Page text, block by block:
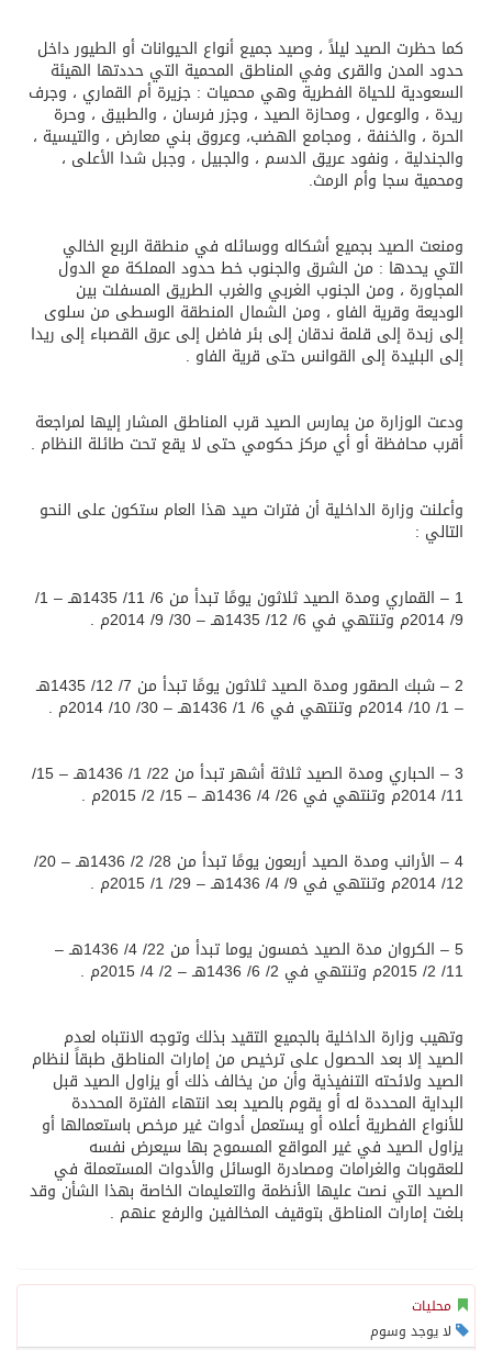
كما حظرت الصيد ليلاً ، وصيد جميع أنواع الحيوانات أو الطيور داخل
حدود المدن والقرى وفي المناطق المحمية التي حددتها الهيئة
السعودية للحياة الفطرية وهي محميات : جزيرة أم القماري ، وجرف
ريدة ، والوعول ، ومحازة الصيد ، وجزر فرسان ، والطبيق ، وحرة
الحرة ، والخنفة ، ومجامع الهضب، وعروق بني معارض ، والتيسية ،
والجندلية ، ونفود عريق الدسم ، والجبيل ، وجبل شدا الأعلى ،
ومحمية سجا وأم الرمث.
ومنعت الصيد بجميع أشكاله ووسائله في منطقة الربع الخالي
التي يحدها : من الشرق والجنوب خط حدود المملكة مع الدول
المجاورة ، ومن الجنوب الغربي والغرب الطريق المسفلت بين
الوديعة وقرية الفاو ، ومن الشمال المنطقة الوسطى من سلوى
إلى زبدة إلى قلمة ندقان إلى بئر فاضل إلى عرق القصباء إلى ريدا
إلى البليدة إلى القوانس حتى قرية الفاو .
ودعت الوزارة من يمارس الصيد قرب المناطق المشار إليها لمراجعة
أقرب محافظة أو أي مركز حكومي حتى لا يقع تحت طائلة النظام .
وأعلنت وزارة الداخلية أن فترات صيد هذا العام ستكون على النحو
التالي :
1 – القماري ومدة الصيد ثلاثون يومًا تبدأ من 6/ 11/ 1435هـ – 1/
9/ 2014م وتنتهي في 6/ 12/ 1435هـ – 30/ 9/ 2014م .
2 – شبك الصقور ومدة الصيد ثلاثون يومًا تبدأ من 7/ 12/ 1435هـ
– 1/ 10/ 2014م وتنتهي في 6/ 1/ 1436هـ – 30/ 10/ 2014م .
3 – الحباري ومدة الصيد ثلاثة أشهر تبدأ من 22/ 1/ 1436هـ – 15/
11/ 2014م وتنتهي في 26/ 4/ 1436هـ – 15/ 2/ 2015م .
4 – الأرانب ومدة الصيد أربعون يومًا تبدأ من 28/ 2/ 1436هـ – 20/
12/ 2014م وتنتهي في 9/ 4/ 1436هـ – 29/ 1/ 2015م .
5 – الكروان مدة الصيد خمسون يوما تبدأ من 22/ 4/ 1436هـ –
11/ 2/ 2015م وتنتهي في 2/ 6/ 1436هـ – 2/ 4/ 2015م .
وتهيب وزارة الداخلية بالجميع التقيد بذلك وتوجه الانتباه لعدم
الصيد إلا بعد الحصول على ترخيص من إمارات المناطق طبقاً لنظام
الصيد ولائحته التنفيذية وأن من يخالف ذلك أو يزاول الصيد قبل
البداية المحددة له أو يقوم بالصيد بعد انتهاء الفترة المحددة
للأنواع الفطرية أعلاه أو يستعمل أدوات غير مرخص باستعمالها أو
يزاول الصيد في غير المواقع المسموح بها سيعرض نفسه
للعقوبات والغرامات ومصادرة الوسائل والأدوات المستعملة في
الصيد التي نصت عليها الأنظمة والتعليمات الخاصة بهذا الشأن وقد
بلغت إمارات المناطق بتوقيف المخالفين والرفع عنهم .
محليات
لا يوجد وسوم